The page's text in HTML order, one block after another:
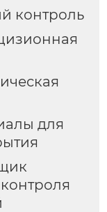
контроль
для